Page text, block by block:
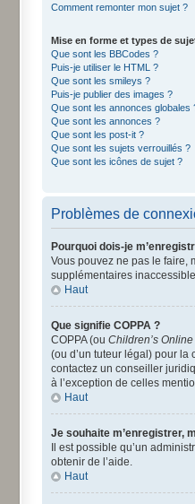
Comment remonter mon sujet ?
Mise en forme et types de
Que sont les BBCodes ?
Puis-je utiliser le HTML ?
Que sont les smileys ?
Puis-je publier des images ?
Que sont les annonces globales
Que sont les annonces ?
Que sont les post-it ?
Que sont les sujets verrouillés ?
Que sont les icônes de sujet ?
Problèmes de
Pourquoi dois-je
Vous pouvez ne pas le faire,
supplémentaires
Haut
Que signifie COPPA ?
COPPA (ou Children’s
(ou d’un tuteur légal) pour la
contactez un conseiller
à l’exception de celles
Haut
Je souhaite m’enregistrer,
Il est possible qu’un
obtenir de l’aide.
Haut